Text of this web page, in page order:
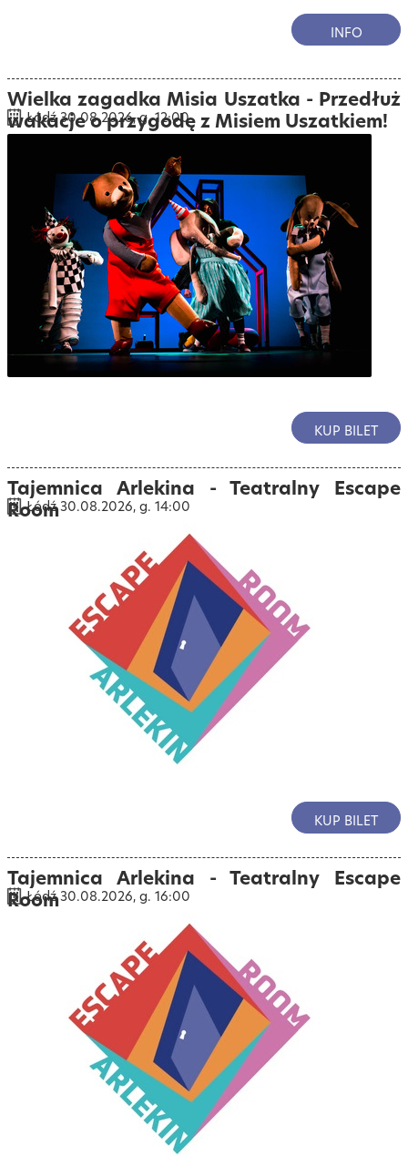
INFO
Wielka zagadka Misia Uszatka - Przedłuż
wakacje o przygodę z Misiem Uszatkiem!
Łódź 30.08.2026, g. 12:00
KUP BILET
Tajemnica Arlekina - Teatralny Escape
Room
Łódź 30.08.2026, g. 14:00
KUP BILET
Tajemnica Arlekina - Teatralny Escape
Room
Łódź 30.08.2026, g. 16:00